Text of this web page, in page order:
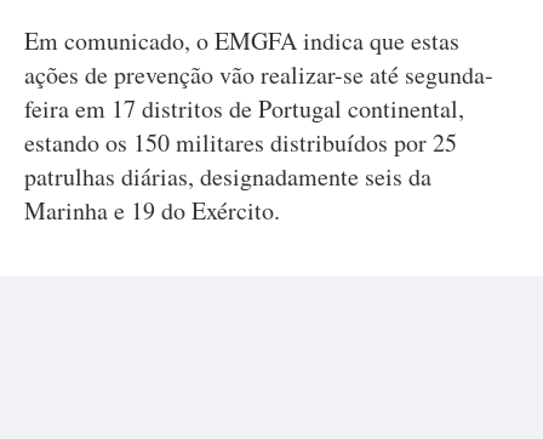
Em comunicado, o EMGFA indica que estas
ações de prevenção vão realizar-se até segunda-
feira em 17 distritos de Portugal continental,
estando os 150 militares distribuídos por 25
patrulhas diárias, designadamente seis da
Marinha e 19 do Exército.